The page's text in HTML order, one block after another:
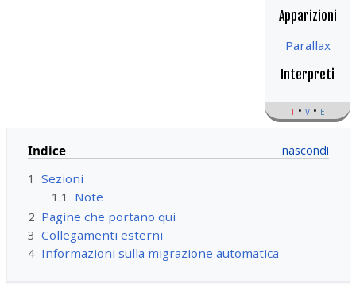
Apparizioni
Parallax
Interpreti
t v e
Indice
1 Sezioni
1.1
Note
2 Pagine che portano qui
3 Collegamenti esterni
4 Informazioni sulla migrazione automatica